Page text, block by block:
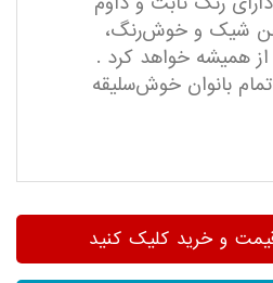
شیک و خوش‌رنگ،
از همیشه خواهد کرد .
تمام بانوان خوش‌سلیقه
و خرید کلیک کنید